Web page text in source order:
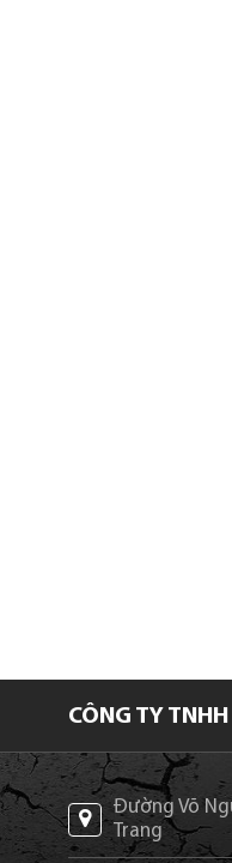
CÔNG TY
Đường Võ
Trang